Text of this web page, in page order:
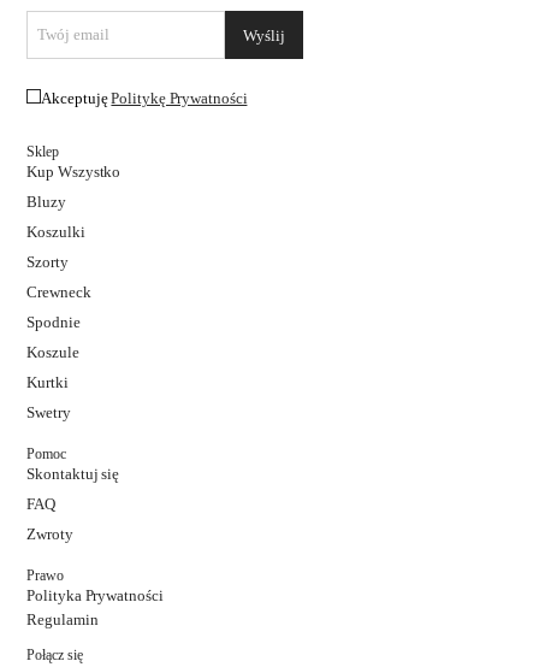
AkceptujęPolitykę Prywatności
Sklep
Kup Wszystko
Bluzy
Koszulki
Szorty
Crewneck
Spodnie
Koszule
Kurtki
Swetry
Pomoc
Skontaktuj się
FAQ
Zwroty
Prawo
Polityka Prywatności
Regulamin
Połącz się